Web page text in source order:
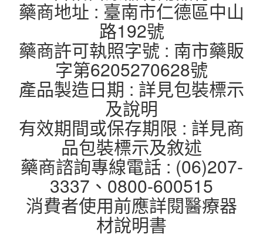
藥商地址 : 臺南市仁德區中山
路192號
藥商許可執照字號 : 南市藥販
字第6205270628號
產品製造日期 : 詳見包裝標示
及說明
有效期間或保存期限 : 詳見商
品包裝標示及敘述
藥商諮詢專線電話 : (06)207-
3337、0800-600515
消費者使用前應詳閱醫療器
材說明書